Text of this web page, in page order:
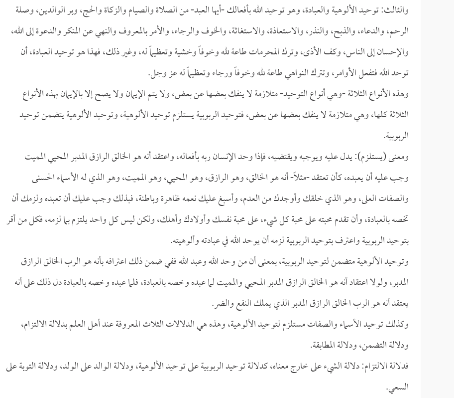
والثالث: توحيد الألوهية والعبادة، وهو توحيد الله بأفعالك -أيها العبد- من الصلاة والصيام والزكاة والحج، وبر الوالدين، وصلة
الرحم، والدعاء، والذبح، والنذر، والاستعاذة، والاستغاثة، والخوف والرجاء، والأمر بالمعروف والنهي عن المنكر والدعوة إلى الله،
والإحسان إلى الناس، وكف الأذى، وترك المحرمات طاعة لله وخوفاً وخشية وتعظيماً له، وغير ذلك، فهذا هو توحيد العبادة، أن
توحد الله فتفعل الأوامر، وتترك النواهي طاعة لله وخوفاً ورجاء وتعظيماً له عز وجل.
وهذه الأنواع الثلاثة -وهي أنواع التوحيد- متلازمة لا ينفك بعضها عن بعض، ولا يتم الإيمان ولا يصح إلا بالإيمان بهذه الأنواع
الثلاثة كلها، وهي متلازمة لا ينفك بعضها عن بعض، فتوحيد الربوبية يستلزم توحيد الألوهية، وتوحيد الألوهية يتضمن توحيد
الربوبية.
ومعنى (يستلزم): يدل عليه ويوجبه ويقتضيه، فإذا وحد الإنسان ربه بأفعاله، واعتقد أنه هو الخالق الرازق المدبر المحيي المميت
وجب عليه أن يعبده، كأن تعتقد -مثلاً- أنه هو الخالق، وهو الرازق، وهو المحيي، وهو المميت، وهو الذي له الأسماء الحسنى
والصفات العلى، وهو الذي خلقك وأوجدك من العدم، وأسبغ عليك نعمه ظاهرة وباطنة، فبذلك وجب عليك أن تعبده ولزمك أن
تخصه بالعبادة، وأن تقدم محبته على محبة كل شيء، على محبة نفسك وأولادك وأهلك، ولكن ليس كل واحد يلتزم بما لزمه، فكل من أقر
بتوحيد الربوبية واعترف بتوحيد الربوبية لزمه أن يوحد الله في عبادته وألوهيته.
وتوحيد الألوهية متضمن لتوحيد الربوبية، بمعنى أن من وحد الله وعبد الله ففي ضمن ذلك اعترافه بأنه هو الرب الخالق الرازق
المدبر، ولولا اعتقاد أنه هو الخالق الرازق المدبر المحيي والمميت لما عبده وخصه بالعبادة، فلما عبده وخصه بالعبادة دل ذلك على أنه
يعتقد أنه هو الرب الخالق الرازق المدبر الذي يملك النفع والضر.
وكذلك توحيد الأسماء والصفات مستلزم لتوحيد الألوهية، وهذه هي الدلالات الثلاث المعروفة عند أهل العلم بدلالة الالتزام،
ودلالة التضمن، ودلالة المطابقة.
فدلالة الالتزام: دلالة الشيء على خارج معناه، كدلالة توحيد الربوبية على توحيد الألوهية، ودلالة الوالد على الولد، ودلالة التوبة على
السعي.